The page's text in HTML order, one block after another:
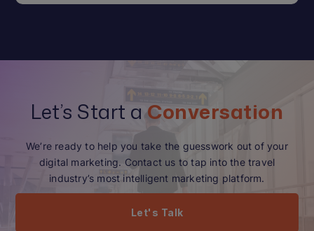
Let’s Start a Conversation
We’re ready to help you take the guesswork out of your
digital marketing. Contact us to tap into the travel
industry’s most intelligent marketing platform.
Let's Talk